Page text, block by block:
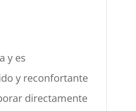
y es
y reconfortante
directamente